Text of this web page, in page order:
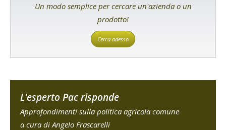
Un modo semplice per cercare un'azienda o un
prodotto!
Cerca adesso
L'esperto Pac risponde
Approfondimenti sulla politica agricola comune
a cura di Angelo Frascarelli